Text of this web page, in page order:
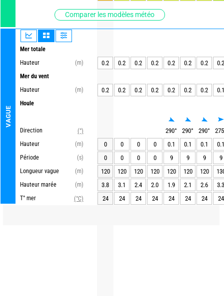
Comparer les modèles météo
VAGUE
Mer totale
Hauteur
(m)
Mer du vent
Hauteur
(m)
Houle
Direction
(°)
Hauteur
(m)
Période
(s)
Longueur vague
(m)
Hauteur marée
(m)
T° mer
(°C)
0.2 0.2 0.2 0.2 0.2 0.2 0.2 0.2
0.2 0.2 0.2 0.2 0.2 0.2 0.2 0.1
290° 290° 290°
275
0
0 0 0 0.1 0.1 0.1
0.1
0
0 0 0 9 9 9
9
120
120 120 120 120 120 120
3.8
3.1 2.4 2.0 1.9 2.1 2.6
3.3
24
24 24 24 24 24 24 24